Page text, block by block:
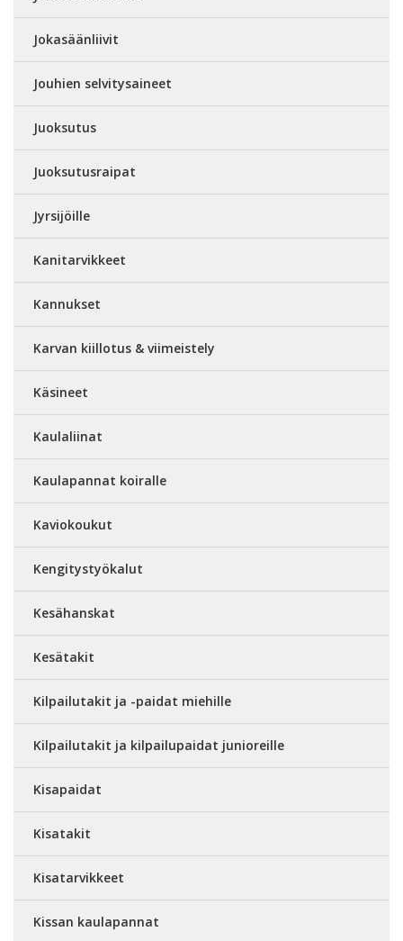
Jokasäänliivit
Jouhien selvitysaineet
Juoksutus
Juoksutusraipat
Jyrsijöille
Kanitarvikkeet
Kannukset
Karvan kiillotus & viimeistely
Käsineet
Kaulaliinat
Kaulapannat koiralle
Kaviokoukut
Kengitystyökalut
Kesähanskat
Kesätakit
Kilpailutakit ja -paidat miehille
Kilpailutakit ja kilpailupaidat junioreille
Kisapaidat
Kisatakit
Kisatarvikkeet
Kissan kaulapannat